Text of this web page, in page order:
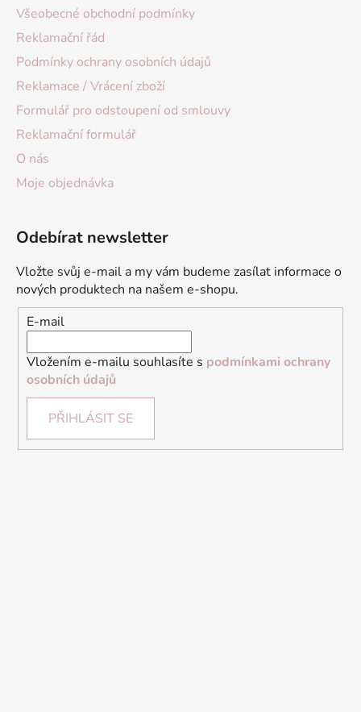
Všeobecné obchodní podmínky
Reklamační řád
Podmínky ochrany osobních údajů
Reklamace / Vrácení zboží
Formulář pro odstoupení od smlouvy
Reklamační formulář
O nás
Moje objednávka
Odebírat newsletter
Vložte svůj e-mail a my vám budeme zasílat informace o
nových produktech na našem e-shopu.
E-mail
Vložením e-mailu souhlasíte s podmínkami ochrany
osobních údajů
PŘIHLÁSIT SE